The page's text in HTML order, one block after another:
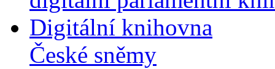
Digitální knihovna
České sněmy